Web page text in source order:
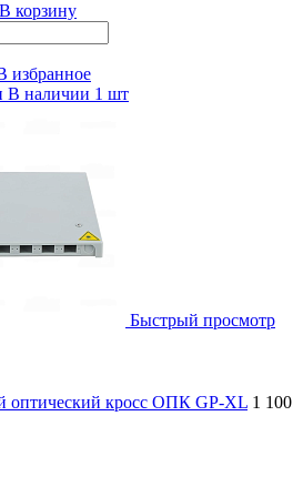
В корзину
избранное
В наличии 1 шт
Быстрый просмотр
оптический кросс ОПК GP-XL 1 100